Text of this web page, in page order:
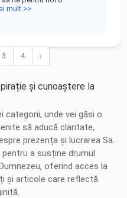
mult >>
3 4 ›
și cunoaștere la
categorii, unde vei găsi o
să aducă claritate,
prezența și lucrarea Sa.
a susține drumul
oferind acces la
și articole care reflectă